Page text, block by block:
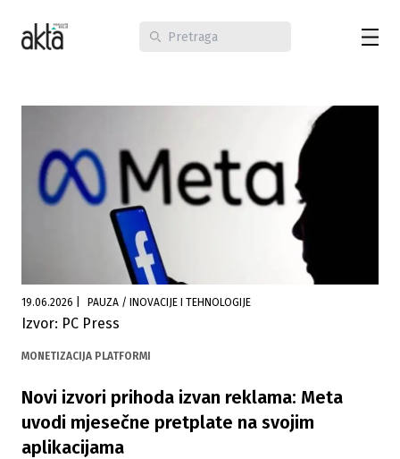
19.06.2026 PAUZA / INOVACIJE I TEHNOLOGIJE
Izvor: PC Press
MONETIZACIJA PLATFORMI
Novi izvori prihoda izvan reklama: Meta
uvodi mjesečne pretplate na svojim
aplikacijama